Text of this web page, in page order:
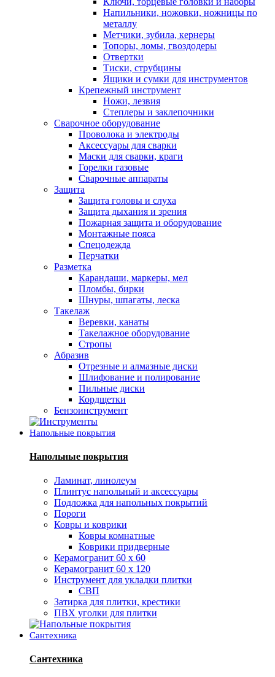
Напильники, ножовки, ножницы по
металлу
Метчики, зубила, кернеры
Топоры, ломы, гвоздодеры
Отвертки
Тиски, струбцины
Ящики и сумки для инструментов
Крепежный инструмент
Ножи, лезвия
Степлеры и заклепочники
Сварочное оборудование
Проволока и электроды
Аксессуары для сварки
Маски для сварки, краги
Горелки газовые
Сварочные аппараты
Защита
Защита головы и слуха
Защита дыхания и зрения
Пожарная защита и оборудование
Монтажные пояса
Спецодежда
Перчатки
Разметка
Карандаши, маркеры, мел
Пломбы, бирки
Шнуры, шпагаты, леска
Такелаж
Веревки, канаты
Такелажное оборудование
Стропы
Абразив
Отрезные и алмазные диски
Шлифование и полирование
Пильные диски
Кордщетки
Бензоинструмент
Напольные покрытия
Напольные покрытия
Ламинат, линолеум
Плинтус напольный и аксессуары
Подложка для напольных покрытий
Пороги
Ковры и коврики
Ковры комнатные
Коврики придверные
Керамогранит 60 х 60
Керамогранит 60 х 120
Инструмент для укладки плитки
СВП
Затирка для плитки, крестики
ПВХ уголки для плитки
Сантехника
Сантехника